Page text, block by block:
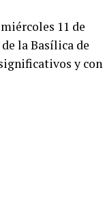
11 de
la Basílica de
y con